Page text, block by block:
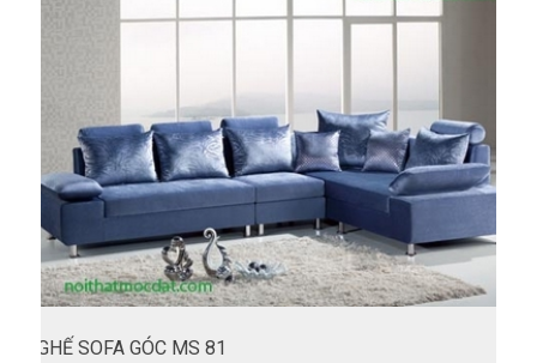
GHẾ SOFA GÓC MS 81